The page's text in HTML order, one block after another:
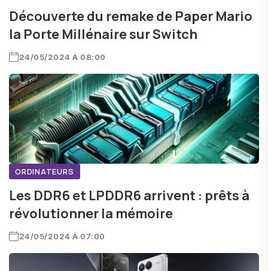
Découverte du remake de Paper Mario
la Porte Millénaire sur Switch
24/05/2024 À 08:00
ORDINATEURS
Les DDR6 et LPDDR6 arrivent : prêts à
révolutionner la mémoire
24/05/2024 À 07:00